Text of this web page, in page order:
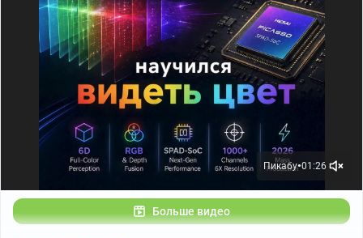
Пикабу●01:26
Больше видео